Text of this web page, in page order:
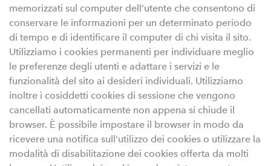
memorizzati sul computer dell’utente che consentono di
conservare le informazioni per un determinato periodo
di tempo e di identificare il computer di chi visita il sito.
Utilizziamo i cookies permanenti per individuare meglio
le preferenze degli utenti e adattare i servizi e le
funzionalità del sito ai desideri individuali. Utilizziamo
inoltre i cosiddetti cookies di sessione che vengono
cancellati automaticamente non appena si chiude il
browser. È possibile impostare il browser in modo da
ricevere una notifica sull’utilizzo dei cookies o utilizzare la
modalità di disabilitazione dei cookies offerta da molti